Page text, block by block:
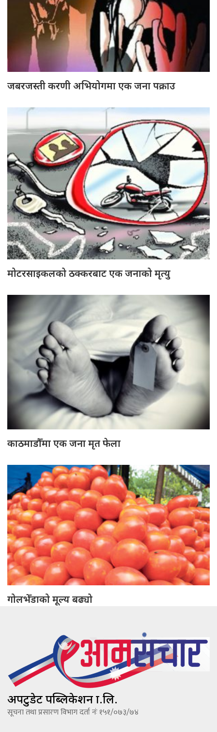
जबरजस्ती करणी अभियोगमा एक जना पक्राउ
मोटरसाइकलको ठक्करबाट एक जनाको मृत्यु
काठमाडौँमा एक जना मृत फेला
गोलभेँडाको मूल्य बढ्यो
अपटुडेट पब्लिकेशन प्रा.लि.
सूचना तथा प्रसारण विभाग दर्ता नंः १५१/०७३/७४